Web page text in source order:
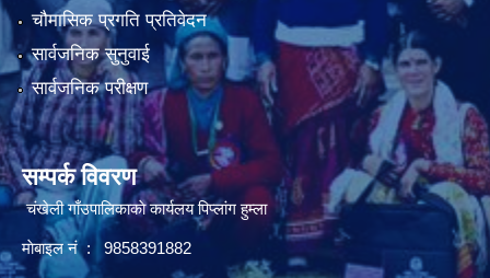
चौमासिक प्रगति प्रतिवेदन
सार्वजनिक सुनुवाई
सार्वजनिक परीक्षण
सम्पर्क विवरण
चंखेली गाँउपालिकाकाे कार्यलय पिप्लांग हुम्ला
माेबाइल नं : 9858391882